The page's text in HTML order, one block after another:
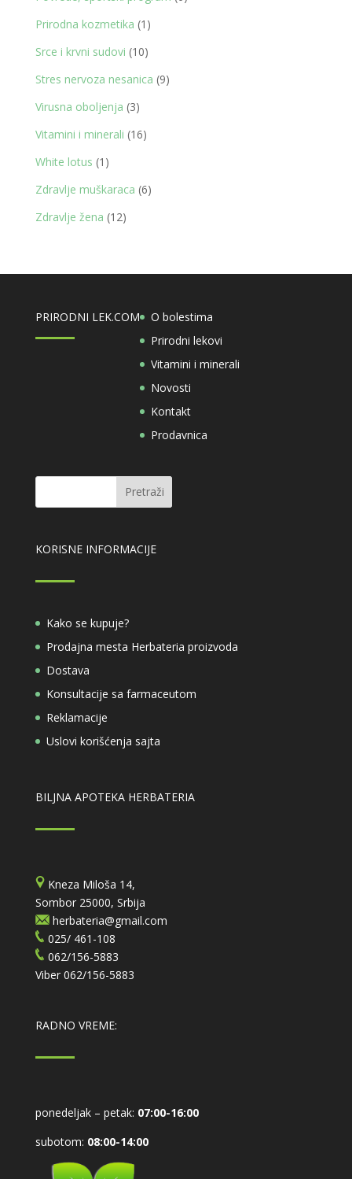
Prirodna kozmetika 1 1
proizvod
Srce i krvni sudovi 1010
proizvoda
Stres nervoza nesanica 99
Virusna oboljenja 33
proizvoda
Vitamini i minerali 1616
White lotus 1 1
proizvod
Zdravlje muškaraca 66
Zdravlje žena 1212
PRIRODNI LEK.COM
O bolestima
Prirodni lekovi
Vitamini i minerali
Novosti
Kontakt
Prodavnica
KORISNE INFORMACIJE
Kako se kupuje?
Prodajna mesta Herbateria proizvoda
Dostava
Konsultacije sa farmaceutom
Reklamacije
Uslovi korišćenja sajta
BILJNA APOTEKA HERBATERIA
Kneza Miloša 14,
Sombor 25000, Srbija
herbateria@gmail.com
025/ 461-108
062/156-5883
Viber 062/156-5883
RADNO VREME:
ponedeljak – petak: 07:00-16:00
subotom: 08:00-14:00